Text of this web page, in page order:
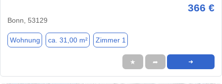
366 €
Bonn, 53129
Wohnung ca. 31,00 m² Zimmer 1
★ ➦ ➜